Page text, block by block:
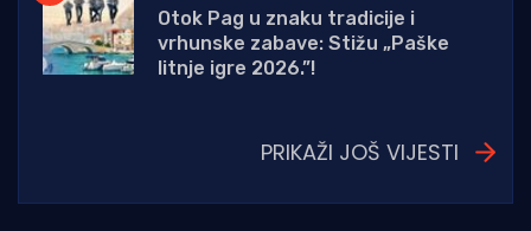
Otok Pag u znaku tradicije i
vrhunske zabave: Stižu „Paške
litnje igre 2026.”!
PRIKAŽI JOŠ VIJESTI